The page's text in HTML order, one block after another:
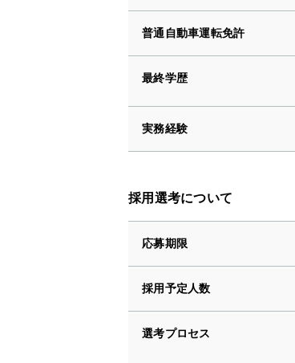
普通自動車運転免許
最終学歴
実務経験
採用選考について
応募期限
採用予定人数
選考プロセス